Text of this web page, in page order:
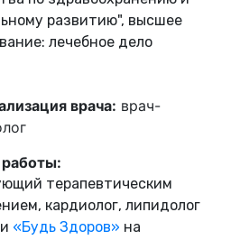
развитию", высшее
лечебное дело
врача: врач-
терапевтическим
кардиолог, липидолог
«Будь Здоров» на